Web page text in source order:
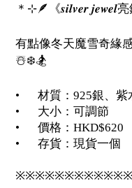
＊⊹🪶《𝒔𝒊𝒍𝒗𝒆𝒓 𝒋𝒆𝒘𝒆𝒍
有點像冬天魔雪奇緣
☃️❄️🏂
•
材質：925銀、紫
•
大小：可調節
•
價格：HKD$620
•
存貨：現貨一個